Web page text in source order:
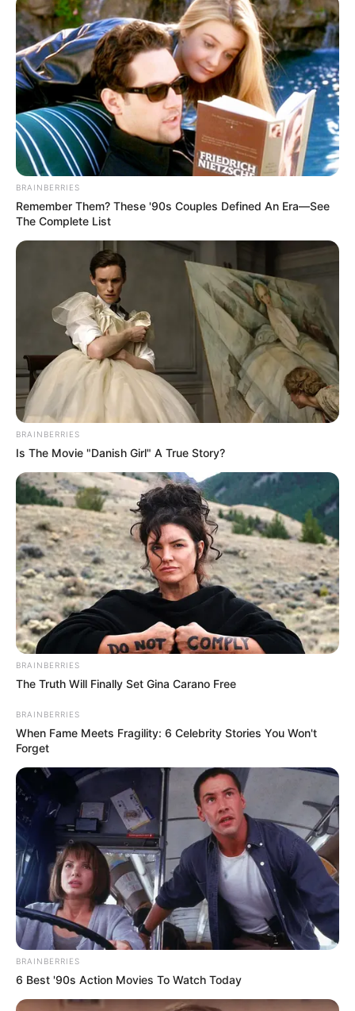
BRAINBERRIES
Remember Them? These '90s Couples Defined An Era—See
The Complete List
BRAINBERRIES
Is The Movie "Danish Girl" A True Story?
BRAINBERRIES
The Truth Will Finally Set Gina Carano Free
BRAINBERRIES
When Fame Meets Fragility: 6 Celebrity Stories You Won't
Forget
BRAINBERRIES
6 Best '90s Action Movies To Watch Today